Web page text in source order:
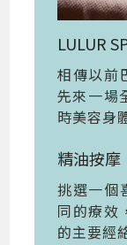
LULUR
相傳以前
先來一場
時美容身
精油按摩
挑選一個
同的療效
的主要經